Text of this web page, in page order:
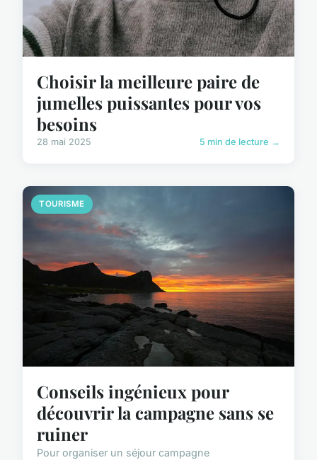
Choisir la meilleure paire de
jumelles puissantes pour vos
besoins
28 mai 2025 5 min de lecture →
TOURISME
Conseils ingénieux pour
découvrir la campagne sans se
ruiner
Pour organiser un séjour campagne